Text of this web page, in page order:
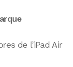
de l’iPad Air